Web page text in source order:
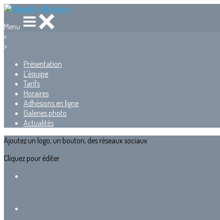
Menu
<
>
Présentation
L'équipe
Tarifs
Horaires
Adhésions en ligne
Galeries photo
Actualités
Ajoutez un logo, un bouton, des réseaux sociaux
Cliquez pour éditer